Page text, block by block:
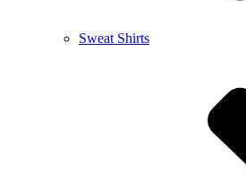
Sweat Shirts